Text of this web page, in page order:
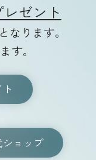
レゼント
ります。
す。
ショップ